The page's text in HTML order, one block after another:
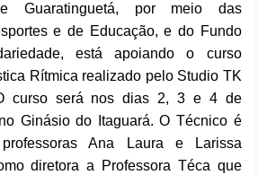
Guaratinguetá, por meio das
e de Educação, e do Fundo
está apoiando o curso
Rítmica realizado pelo Studio TK
curso será nos dias 2, 3 e 4 de
Ginásio do Itaguará. O Técnico é
Ana Laura e Larissa
diretora a Professora Téca que